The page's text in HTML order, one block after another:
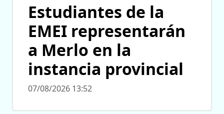
Estudiantes de la
EMEI representarán
a Merlo en la
instancia provincial
07/08/2026 13:52